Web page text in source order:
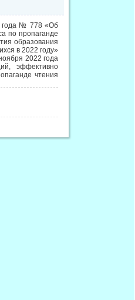
года № 778 «Об
по пропаганде
образования
в 2022 году»
2022 года
эффективно
чтения